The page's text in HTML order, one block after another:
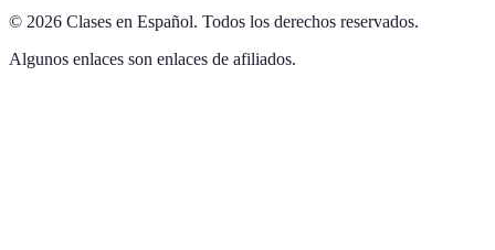
© 2026 Clases en Español. Todos los derechos reservados.
Algunos enlaces son enlaces de afiliados.